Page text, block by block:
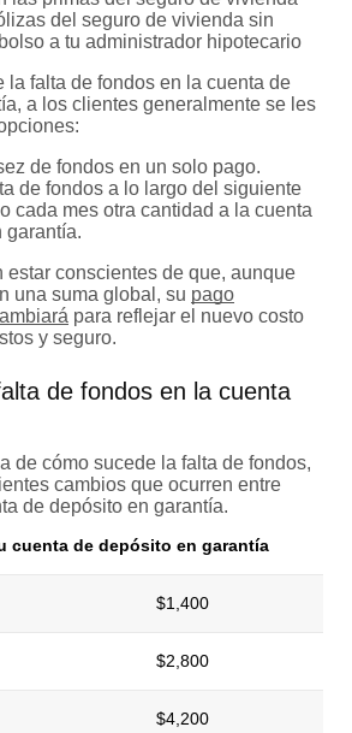
del seguro de vivienda sin
a tu administrador hipotecario
la falta de fondos en la cuenta de
a los clientes generalmente se les
de fondos en un solo pago.
de fondos a lo largo del siguiente
cada mes otra cantidad a la cuenta
garantía.
estar conscientes de que, aunque
una suma global, su pago
para reflejar el nuevo costo
y seguro.
de fondos en la cuenta
de cómo sucede la falta de fondos,
cambios que ocurren entre
de depósito en garantía.
cuenta de depósito en garantía
$1,400
$2,800
$4,200